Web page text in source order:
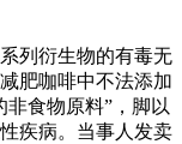
列衍生物的有毒无
肥咖啡中不法添加
食物原料”，脚以
疾病。当事人发卖